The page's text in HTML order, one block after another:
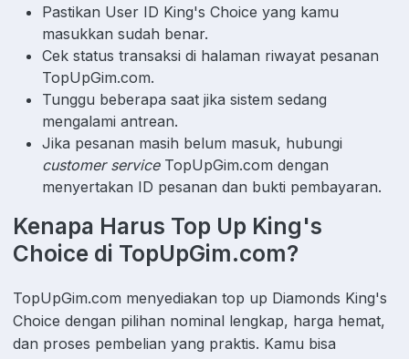
Pastikan User ID King's Choice yang kamu
masukkan sudah benar.
Cek status transaksi di halaman riwayat pesanan
TopUpGim.com.
Tunggu beberapa saat jika sistem sedang
mengalami antrean.
Jika pesanan masih belum masuk, hubungi
customer serviceTopUpGim.com dengan
menyertakan ID pesanan dan bukti pembayaran.
Kenapa Harus Top Up King's
Choice di TopUpGim.com?
TopUpGim.com menyediakan top up Diamonds King's
Choice dengan pilihan nominal lengkap, harga hemat,
dan proses pembelian yang praktis. Kamu bisa